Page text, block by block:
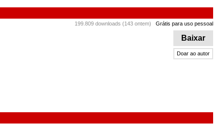
199.809 downloads (143 ontem) Grátis para uso pessoal
Baixar
Doar ao autor